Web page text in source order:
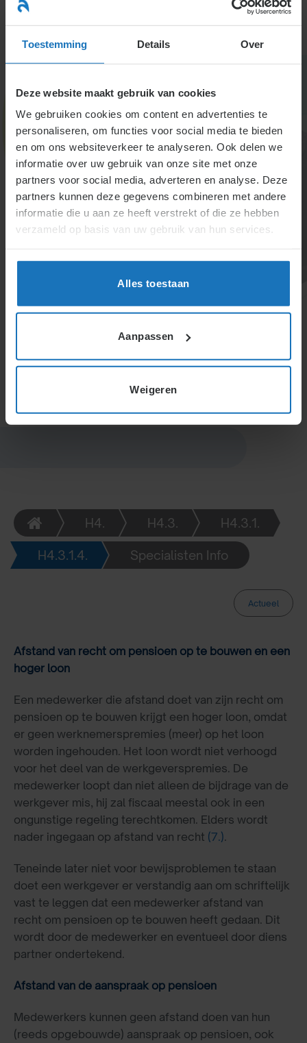
Toestemming Details Over
Deze website maakt gebruik van cookies
We gebruiken cookies om content en advertenties te
personaliseren, om functies voor social media te bieden
en om ons websiteverkeer te analyseren. Ook delen we
informatie over uw gebruik van onze site met onze
partners voor social media, adverteren en analyse. Deze
partners kunnen deze gegevens combineren met andere
informatie die u aan ze heeft verstrekt of die ze hebben
verzameld op basis van uw gebruik van hun services.
Alles toestaan
Aanpassen
Weigeren
naar
inhoud
4.3.1.4. Medewerker
doet afstand van zijn
recht op pensioen
Afzien van pensioenopbouw verhoogt het nettoloon
door het wegvallen van werknemerspremies, maar
deelname via cao of pensioenfonds maakt afstand
blijven altijd intact; hierop kan niet worden afgezien,
zelfs niet bij einde dienstverband.
H4. H4.3. H4.3.1.
H4.3.1.4. Specialisten Info
Actueel
Afstand van recht om pensioen op te bouwen en een
hoger loon
Een medewerker die afstand doet van zijn recht om
pensioen op te bouwen krijgt een hoger loon, omdat
er geen werknemerspremies (meer) op het loon
worden ingehouden. Het loon wordt niet verhoogd
voor het deel van de werkgeverspremies. De
medewerker loopt dan niet alleen de bijdrage van de
werkgever mis, hij zal fiscaal meestal ook in een
ongunstige regeling terechtkomen. Elders wordt
nader ingegaan op afstand van recht (7.).
Teneinde later niet voor bewijsproblemen te staan
doet een werkgever er verstandig aan om schriftelijk
vast te leggen dat een medewerker afstand van
recht om pensioen op te bouwen heeft gedaan. Dit
wordt door de medewerker en eventueel door diens
partner ondertekend.
Afstand van de aanspraak op pensioen
Medewerkers kunnen geen afstand doen van hun
(reeds opgebouwde) aanspraak op pensioen, ook